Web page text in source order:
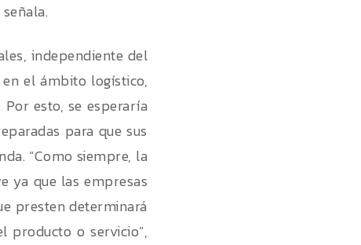
independiente del
el ámbito logístico,
esto, se esperaría
para que sus
“Como siempre, la
ya que las empresas
presten determinará
producto o servicio”,